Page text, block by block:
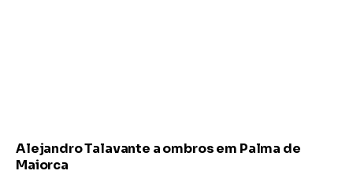
Alejandro Talavante a ombros em Palma de
Maiorca